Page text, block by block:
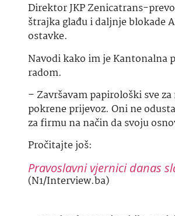
Direktor JKP Zenicatrans-
štrajka glađu i daljnje blokade
ostavke.
Navodi kako im je Kantonalna
radom.
– Završavam papirološki sve
pokrene prijevoz. Oni ne
za firmu na način da svoju
Pročitajte još:
Pravoslavni vjernici danas
(N1/Interview.ba)